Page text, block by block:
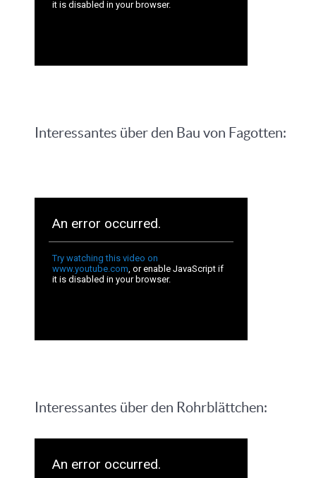
Interessantes über den Bau von Fagotten:
Interessantes über den Rohrblättchen: